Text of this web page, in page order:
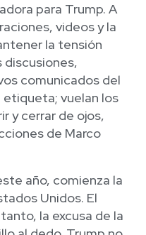
para Trump. A
videos y la
la tensión
discusiones,
comunicados del
etiqueta; vuelan los
y cerrar de ojos,
de Marco
año, comienza la
Unidos. El
la excusa de la